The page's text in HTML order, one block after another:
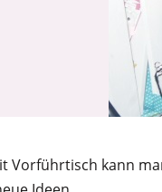
Vorführtisch kann